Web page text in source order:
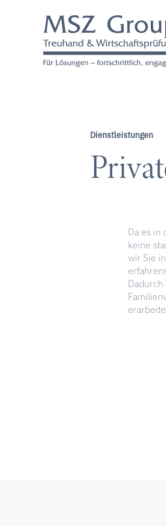
Dienstleistungen
Da es in
keine
wir Sie